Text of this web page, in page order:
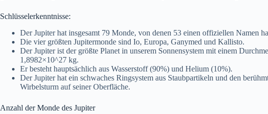
Schlüsselerkenntnisse:
Der Jupiter hat insgesamt 79 Monde, von denen 53 einen offiziellen Namen
Die vier größten Jupitermonde sind Io, Europa, Ganymed und Kallisto.
Der Jupiter ist der größte Planet in unserem Sonnensystem mit einem
1,8982×10^27 kg.
Er besteht hauptsächlich aus Wasserstoff (90%) und Helium (10%).
Der Jupiter hat ein schwaches Ringsystem aus Staubpartikeln und den
Wirbelsturm auf seiner Oberfläche.
Anzahl der Monde des Jupiter